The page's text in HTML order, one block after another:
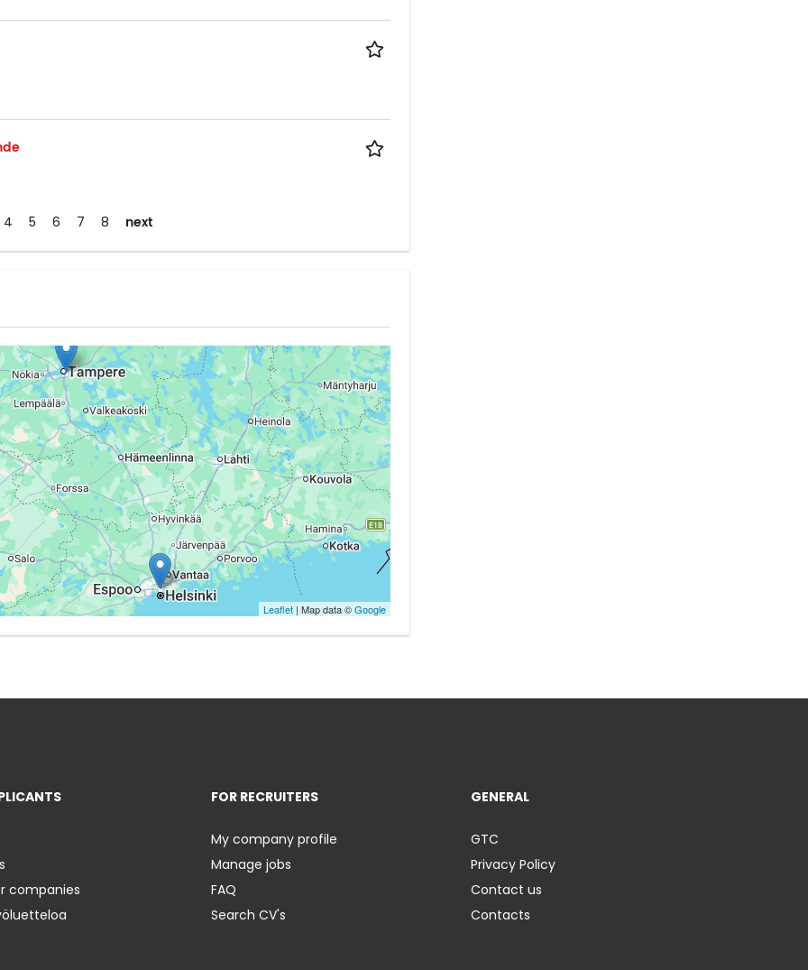
4 5 6 7 8 next
Leaflet | Map data ©Google
companies
FOR RECRUITERS
My company profile
Manage jobs
FAQ
Search CV's
GENERAL
GTC
Privacy Policy
Contact us
Contacts